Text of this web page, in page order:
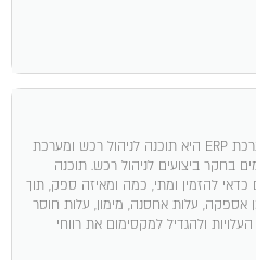
בנוסף להנהלת חשבונות, חשבשבת מערכת ERP היא תוכנה לניהול רכש ומערכת
בחקר ביצועים לניהול רכש. תוכנה
כדאי להזמין ומתי, כמה ומאיזה ספק, תוך
אספקה, עלות אחסנה, מימון, עלות חוסר
ולהגדיל למקסימום את רווחי